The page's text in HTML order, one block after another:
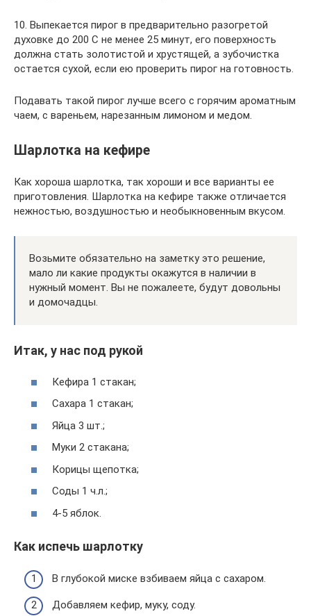
10. Выпекается пирог в предварительно разогретой
духовке до 200 С не менее 25 минут, его поверхность
должна стать золотистой и хрустящей, а зубочистка
остается сухой, если ею проверить пирог на готовность.
Подавать такой пирог лучше всего с горячим ароматным
чаем, с вареньем, нарезанным лимоном и медом.
Шарлотка на кефире
Как хороша шарлотка, так хороши и все варианты ее
приготовления. Шарлотка на кефире также отличается
нежностью, воздушностью и необыкновенным вкусом.
Возьмите обязательно на заметку это решение,
мало ли какие продукты окажутся в наличии в
нужный момент. Вы не пожалеете, будут довольны
и домочадцы.
Итак, у нас под рукой
Кефира 1 стакан;
Сахара 1 стакан;
Яйца 3 шт.;
Муки 2 стакана;
Корицы щепотка;
Соды 1 ч.л.;
4-5 яблок.
Как испечь шарлотку
В глубокой миске взбиваем яйца с сахаром.
Добавляем кефир, муку, соду.